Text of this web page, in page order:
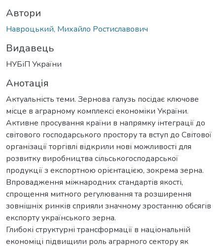
Автори
Навроцький, Михайло Ростиславович
Видавець
НУБіП України
Анотація
Актуальність теми. Зернова галузь посідає ключове
місце в аграрному комплексі економіки України.
Активне просування країни в напрямку інтеграції до
світового господарського простору та вступ до Світової
організації торгівлі відкрили нові можливості для
розвитку виробництва сільськогосподарської
продукції з експортною орієнтацією, зокрема зерна.
Впровадження міжнародних стандартів якості,
спрощення митного регулювання та розширення
зовнішніх ринків сприяли значному зростанню обсягів
експорту українського зерна.
Глибокі структурні трансформації в національній
економіці підвищили роль аграрного сектору як